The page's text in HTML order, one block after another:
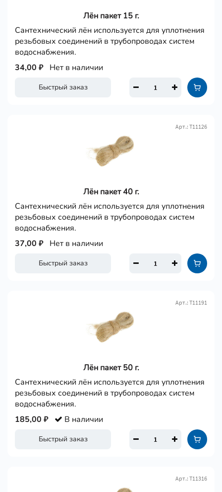
Лён пакет 15 г.
Сантехнический лён используется для уплотнения
резьбовых соединений в трубопроводах систем
водоснабжения.
Быстрый заказ
34,00 ₽ Нет в наличии
Лён пакет 40 г.
Арт.: Т11126
Сантехнический лён используется для уплотнения
резьбовых соединений в трубопроводах систем
водоснабжения.
Быстрый заказ
37,00 ₽ Нет в наличии
Лён пакет 50 г.
Арт.: Т11191
Сантехнический лён используется для уплотнения
резьбовых соединений в трубопроводах систем
водоснабжения.
Быстрый заказ
185,00 ₽ В наличии
Арт.: Т11316